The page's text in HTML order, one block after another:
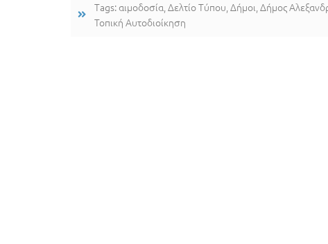
Tags:αιμοδοσία,Δελτίο Τύπου,Δήμοι,Δήμος
Τοπική Αυτοδιοίκηση